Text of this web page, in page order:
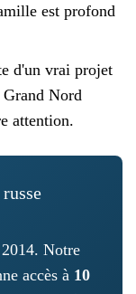
est profond
d'un vrai projet
Nord
attention.
Notre
accès à 10